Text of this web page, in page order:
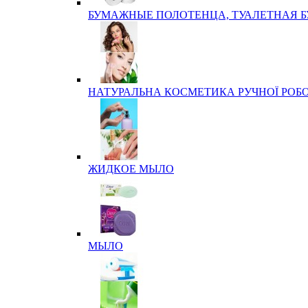
БУМАЖНЫЕ ПОЛОТЕНЦА, ТУАЛЕТНАЯ
НАТУРАЛЬНА КОСМЕТИКА РУЧНОЇ
ЖИДКОЕ МЫЛО
МЫЛО